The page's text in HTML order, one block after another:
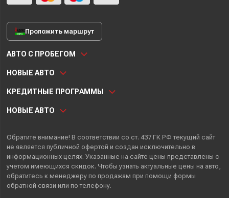
Проложить маршрут
АВТО С ПРОБЕГОМ
НОВЫЕ АВТО
КРЕДИТНЫЕ ПРОГРАММЫ
НОВЫЕ АВТО
Обратите внимание! В соответствии со ст. 437 ГК РФ текущий сайт
не является публичной офертой и создан исключительно в
информационных целях. Указанные на сайте цены представлены с
учетом имеющихся скидок. Чтобы узнать актуальные цены на авто,
обратитесь к менеджеру по продажам при помощи формы
обратной связи или по телефону.